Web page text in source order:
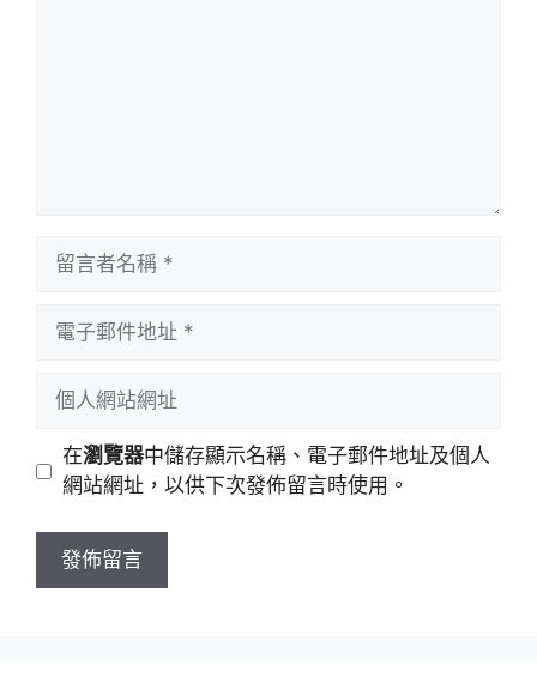
址
站
址
在瀏覽器中儲存顯示名稱、電子郵件地址及個人
網站網址，以供下次發佈留言時使用。